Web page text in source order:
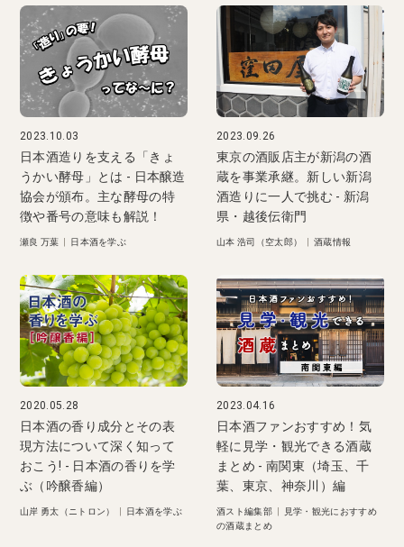
2023.10.03
日本酒造りを支える「きょ
うかい酵母」とは - 日本醸造
協会が頒布。主な酵母の特
徴や番号の意味も解説！
瀬良 万葉 日本酒を学ぶ
2023.09.26
東京の酒販店主が新潟の酒
蔵を事業承継。新しい新潟
酒造りに一人で挑む - 新潟
県・越後伝衛門
山本 浩司（空太郎） 酒蔵情報
2020.05.28
日本酒の香り成分とその表
現方法について深く知って
おこう! - 日本酒の香りを学
ぶ（吟醸香編）
山岸 勇太（ニトロン） 日本酒を学ぶ
2023.04.16
日本酒ファンおすすめ！気
軽に見学・観光できる酒蔵
まとめ - 南関東（埼玉、千
葉、東京、神奈川）編
酒スト編集部
見学・観光におすすめ
の酒蔵まとめ